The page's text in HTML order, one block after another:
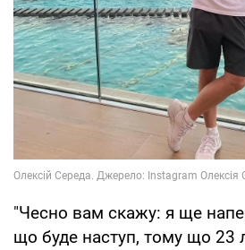
"Чесно вам скажу: я ще
що буде наступ, тому що 23